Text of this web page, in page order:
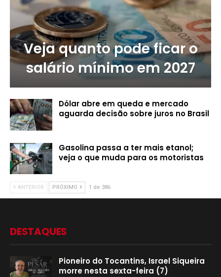
Veja quanto pode ficar o
salário mínimo em 2027
Dólar abre em queda e mercado
aguarda decisão sobre juros no Brasil
Gasolina passa a ter mais etanol;
veja o que muda para os motoristas
ANTERIOR PRÓXIMO 1 de 386
DESTAQUES
Pioneiro do Tocantins, Israel Siqueira
morre nesta sexta-feira (7)